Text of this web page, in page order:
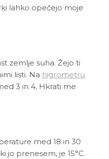
lahko opečejo moje
zemlje suha. Žejo ti
listi. Na higrometru
3 in 4. Hkrati me
med 18 in 30
jo prenesem, je 15°C.